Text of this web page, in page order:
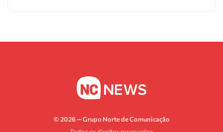
© 2026 — Grupo Norte de Comunicação